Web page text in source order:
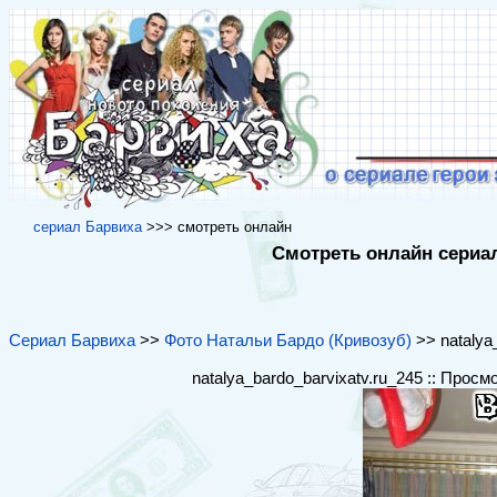
cериал Барвиха>>> cмотреть онлайн
Смотреть онлайн
Сериал Барвиха >> Фото Натальи Бардо (Кривозуб) >>
natalya_bardo_barvixatv.ru_245 ::